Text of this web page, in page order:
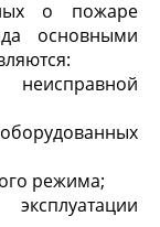
о пожаре
основными
режима;